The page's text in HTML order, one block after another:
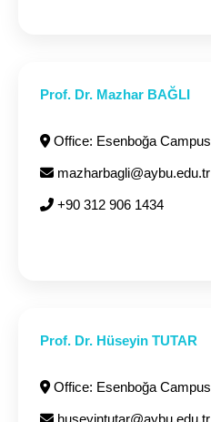
Prof. Dr. Mazhar BAĞLI
Office: Esenboğa Campus
mazharbagli@aybu.edu.tr
+90 312 906 1434
Prof. Dr. Hüseyin TUTAR
Office: Esenboğa Campus
huseyintutar@aybu.edu.tr